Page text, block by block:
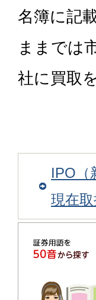
名簿に記
ままでは
社に買取
IPO（
現在